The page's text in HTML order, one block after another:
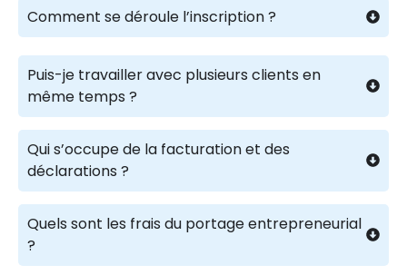
Comment se déroule l’inscription ?
Puis-je travailler avec plusieurs clients en
même temps ?
Qui s’occupe de la facturation et des
déclarations ?
Quels sont les frais du portage entrepreneurial
?